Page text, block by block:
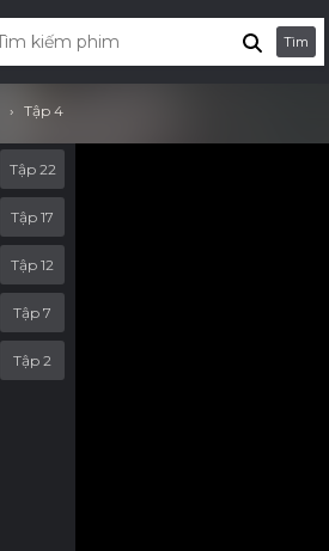
Tìm
Tập 4
Tập 22
Tập 17
Tập 12
Tập 7
Tập 2